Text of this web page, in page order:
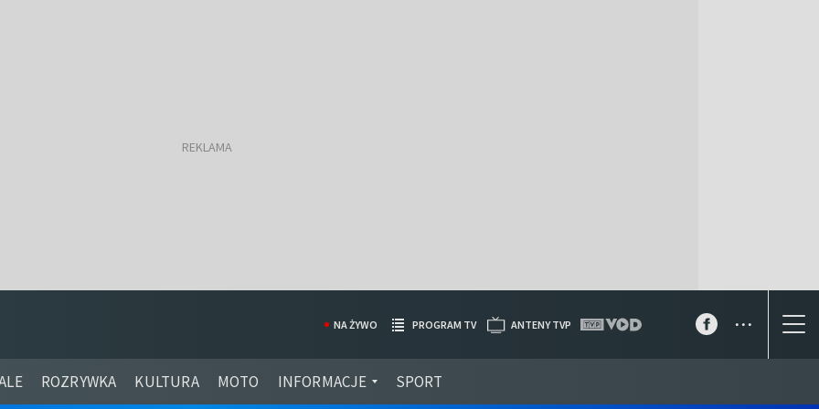
ROZRYWKA KULTURA MOTO INFORMACJE SPORT
NA ŻYWO PROGRAM TV ANTENY TVP ...